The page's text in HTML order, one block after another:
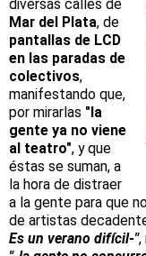
diversas calles de
Mar del Plata, de
pantallas de LCD
en las paradas de
colectivos,
manifestando que,
por mirarlas "la
gente ya no viene
al teatro", y que
éstas se suman, a
la hora de distraer
a la gente para que
de artistas
Es un verano difícil-",